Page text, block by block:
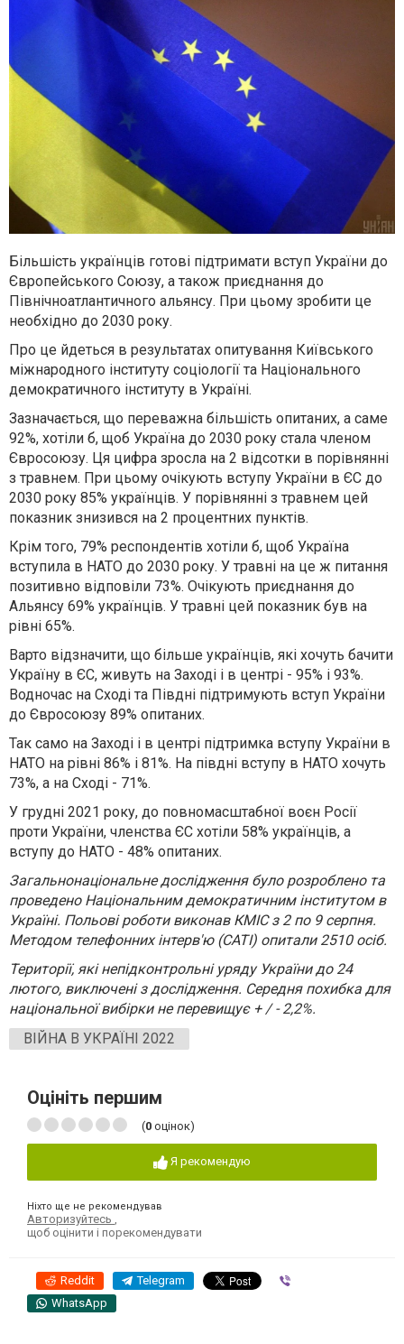
Більшість українців готові підтримати вступ України до
Європейського Союзу, а також приєднання до
Північноатлантичного альянсу. При цьому зробити це
необхідно до 2030 року.
Про це йдеться в результатах опитування Київського
міжнародного інституту соціології та Національного
демократичного інституту в Україні.
Зазначається, що переважна більшість опитаних, а саме
92%, хотіли б, щоб Україна до 2030 року стала членом
Євросоюзу. Ця цифра зросла на 2 відсотки в порівнянні
з травнем. При цьому очікують вступу України в ЄС до
2030 року 85% українців. У порівнянні з травнем цей
показник знизився на 2 процентних пунктів.
Крім того, 79% респондентів хотіли б, щоб Україна
вступила в НАТО до 2030 року. У травні на це ж питання
позитивно відповіли 73%. Очікують приєднання до
Альянсу 69% українців. У травні цей показник був на
рівні 65%.
Варто відзначити, що більше українців, які хочуть бачити
Україну в ЄС, живуть на Заході і в центрі - 95% і 93%.
Водночас на Сході та Півдні підтримують вступ України
до Євросоюзу 89% опитаних.
Так само на Заході і в центрі підтримка вступу України в
НАТО на рівні 86% і 81%. На півдні вступу в НАТО хочуть
73%, а на Сході - 71%.
У грудні 2021 року, до повномасштабної воєн Росії
проти України, членства ЄС хотіли 58% українців, а
вступу до НАТО - 48% опитаних.
Загальнонаціональне дослідження було розроблено та
проведено Національним демократичним інститутом в
Україні. Польові роботи виконав КМІС з 2 по 9 серпня.
Методом телефонних інтерв'ю (CATI) опитали 2510 осіб.
Території, які непідконтрольні уряду України до 24
лютого, виключені з дослідження. Середня похибка для
національної вибірки не перевищує + / - 2,2%.
ВІЙНА В УКРАЇНІ 2022
Оцініть першим
(0 оцінок)
Я рекомендую
Ніхто ще не рекомендував
Авторизуйтесь
щоб оцінити і порекомендувати
Reddit Telegram
WhatsApp